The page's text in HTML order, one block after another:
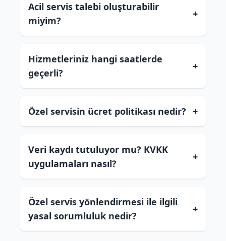
Acil servis talebi oluşturabilir
miyim?
+
Hizmetleriniz hangi saatlerde
geçerli?
+
Özel servisin ücret politikası nedir? +
Veri kaydı tutuluyor mu? KVKK
uygulamaları nasıl?
+
Özel servis yönlendirmesi ile ilgili
yasal sorumluluk nedir?
+